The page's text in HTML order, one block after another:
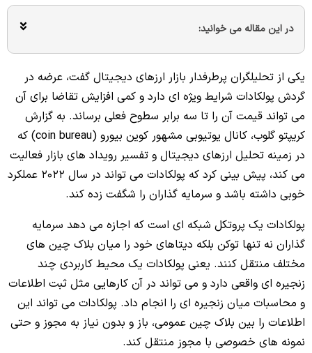
در این مقاله می خوانید:
یکی از تحلیلگران پرطرفدار بازار ارزهای دیجیتال گفت، عرضه در
گردش پولکادات شرایط ویژه ای دارد و کمی افزایش تقاضا برای آن
می تواند قیمت آن را تا سه برابر سطوح فعلی برساند. به گزارش
کریپتو گلوب، کانال یوتیوبی مشهور کوین بیورو (coin bureau) که
در زمینه تحلیل ارزهای دیجیتال و تفسیر رویداد های بازار فعالیت
می کند، پیش بینی کرد که پولکادات می تواند در سال 2022 عملکرد
خوبی داشته باشد و سرمایه گذاران را شگفت زده کند.
پولکادات یک پروتکل شبکه ای است که اجازه می دهد سرمایه
گذاران نه تنها توکن بلکه دیتاهای خود را میان بلاک چین های
مختلف منتقل کنند. یعنی پولکادات یک محیط کاربردی چند
زنجیره ای واقعی دارد و می تواند در آن کارهایی مثل ثبت اطلاعات
و محاسبات میان زنجیره ای را انجام داد. پولکادات می تواند این
اطلاعات را بین بلاک چین عمومی، باز و بدون نیاز به مجوز و حتی
نمونه های خصوصی با مجوز منتقل کند.